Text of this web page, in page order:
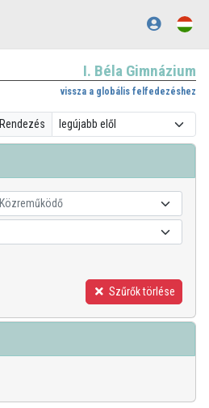
I. Béla Gimnázium
vissza a globális felfedezéshez
Rendezés
Közreműködő
Szűrők törlése